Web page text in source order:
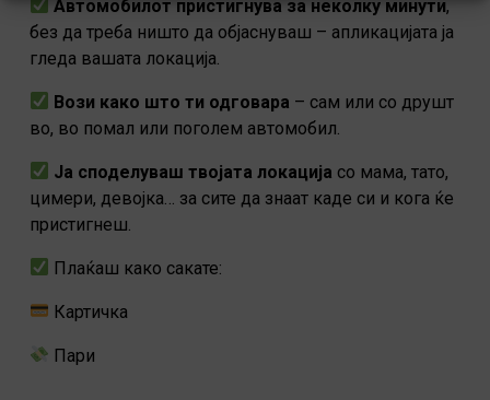
Автомобилот пристигнува за неколку минути,
без да треба ништо да објаснуваш – апликацијата ја
гледа вашата локација.
Вози како што ти одговара – сам или со друшт
во, во помал или поголем автомобил.
Ја споделуваш твојата локација со мама, тато,
цимери, девојка… за сите да знаат каде си и кога ќе
пристигнеш.
Плаќаш како сакате:
Картичка
Пари